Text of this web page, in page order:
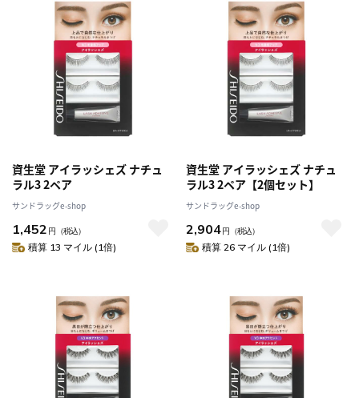
資生堂 アイラッシェズ ナチュ
ラル3 2ペア
サンドラッグe-shop
1,452 円 （税込）
積算 13 マイル (1倍)
資生堂 アイラッシェズ ナチュ
ラル3 2ペア【2個セット】
サンドラッグe-shop
2,904円 （税込）
積算 26 マイル (1倍)